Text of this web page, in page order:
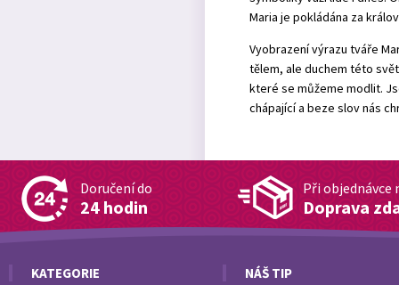
Maria je pokládána za
Vyobrazení výrazu tváře
tělem, ale duchem této
které se můžeme modlit.
chápající a beze slov nás
Doručení do
24 hodin
Při objednávce
Doprava
KATEGORIE NÁŠ TIP